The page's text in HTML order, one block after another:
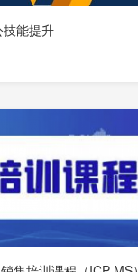
能提升